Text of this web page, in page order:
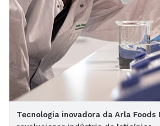
Tecnologia inovadora da Arla Foods